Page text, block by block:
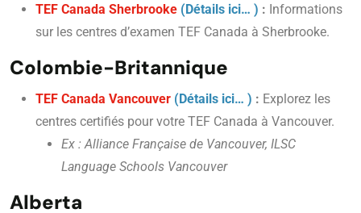
TEF Canada Sherbrooke (Détails ici… ) : Informations
sur les centres d’examen TEF Canada à Sherbrooke.
Colombie-Britannique
TEF Canada Vancouver (Détails ici… ) : Explorez les
centres certifiés pour votre TEF Canada à Vancouver.
Ex : Alliance Française de Vancouver, ILSC
Language Schools Vancouver
Alberta